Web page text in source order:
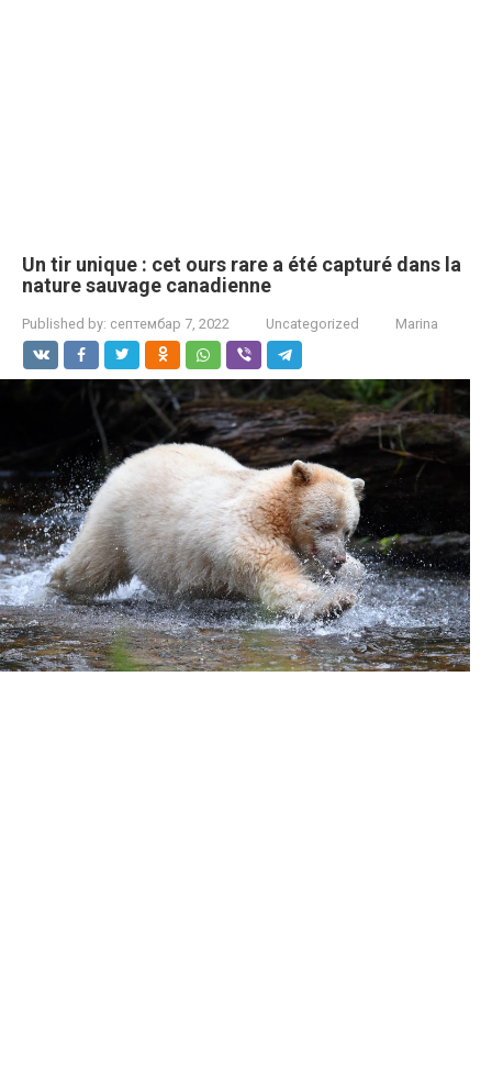
Un tir unique : cet ours rare a été capturé dans la
nature sauvage canadienne
Published by: септембар 7, 2022 Uncategorized Marina